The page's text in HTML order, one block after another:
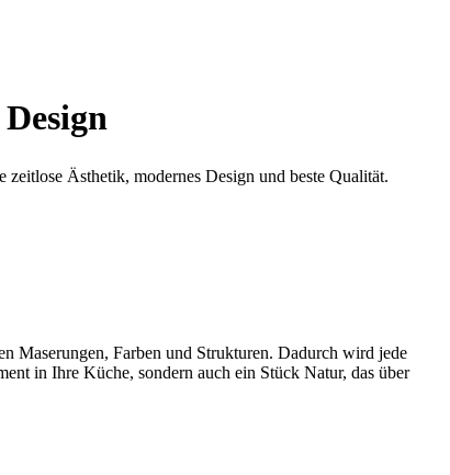
Ästhetik, modernes Design und beste Qualität.
Maserungen, Farben und Strukturen. Dadurch wird jede
in Ihre Küche, sondern auch ein Stück Natur, das über